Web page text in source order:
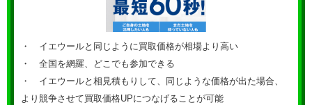
・ イエウールと同じように買取価格が相場より高い
・ 全国を網羅、どこでも参加できる
・ イエウールと相見積もりして、同じような価格が出た場合、
より競争させて買取価格UPにつなげることが可能